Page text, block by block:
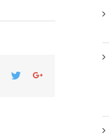
Facebook
TwitterGoogle+